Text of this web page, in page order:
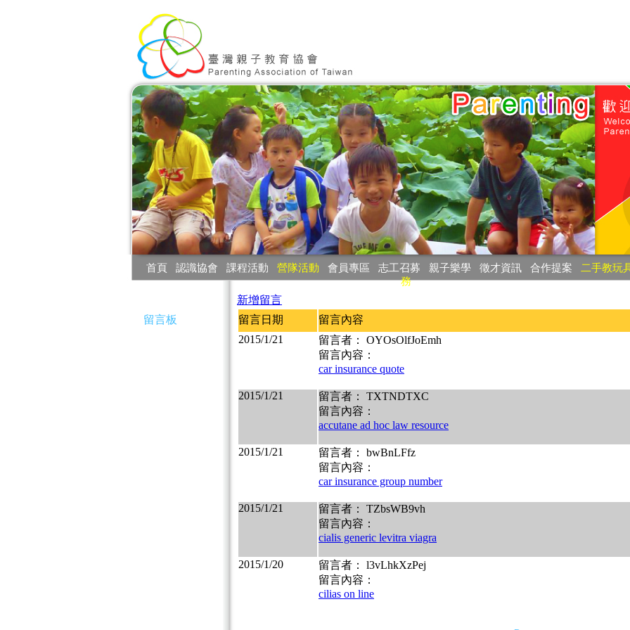
首頁 認識協會 課程活動 營隊活動 會員專區 志工召募 親子樂學 徵才資訊 合作提案
二手教玩
務
留言板
新增留言
留言日期
留言內容
2015/1/21
留言者： OYOsOlfJoEmh
留言內容：
car insurance quote
2015/1/21
留言者： TXTNDTXC
留言內容：
accutane ad hoc law resource
2015/1/21
留言者： bwBnLFfz
留言內容：
car insurance group number
2015/1/21
留言者： TZbsWB9vh
留言內容：
cialis generic levitra viagra
2015/1/20
留言者： l3vLhkXzPej
留言內容：
cilias on line